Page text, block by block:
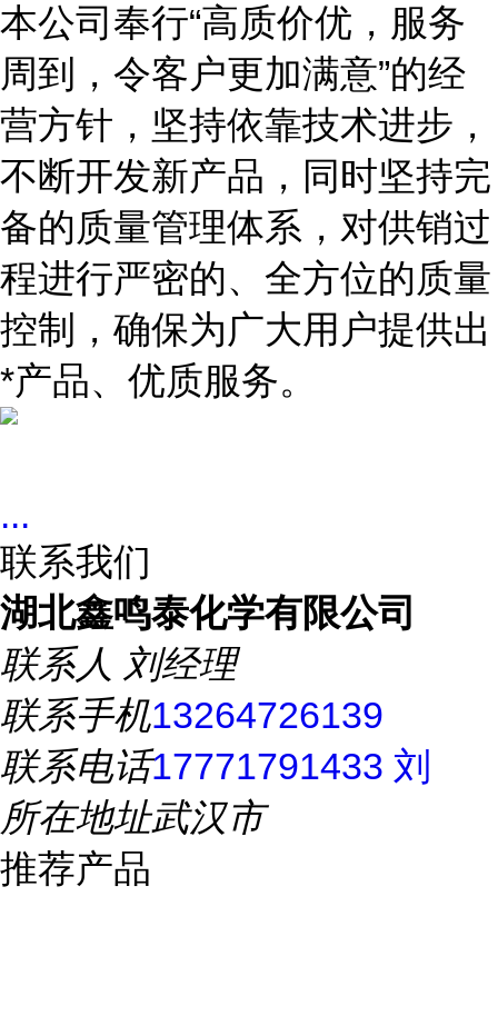
本公司奉行“高质价优，服务
周到，令客户更加满意”的经
营方针，坚持依靠技术进步，
不断开发新产品，同时坚持完
备的质量管理体系，对供销过
程进行严密的、全方位的质量
控制，确保为广大用户提供出
*产品、优质服务。
...
联系我们
湖北鑫鸣泰化学有限公司
联系人 刘经理
联系手机13264726139
联系电话17771791433 刘
所在地址武汉市
推荐产品